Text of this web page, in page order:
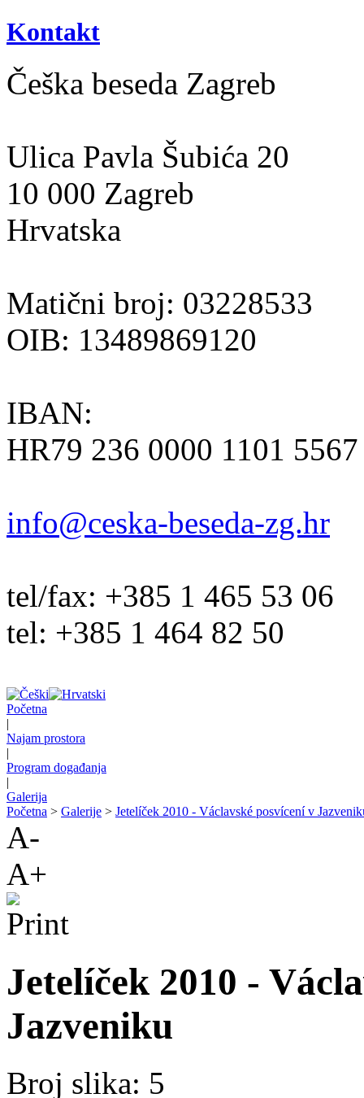
Kontakt
Češka beseda Zagreb
Ulica Pavla Šubića 20
10 000 Zagreb
Hrvatska
Matični broj: 03228533
OIB: 13489869120
IBAN:
HR79 236 0000 1101
info@ceska-beseda-zg.hr
tel/fax: +385 1 465 53 06
tel: +385 1 464 82 50
Početna
|
Najam prostora
|
Program događanja
|
Galerija
Početna > Galerije > Jetelíček 2010 - Václavské posvícení v
A-
A+
Jetelíček 2010 -
Jazveniku
Broj slika: 5